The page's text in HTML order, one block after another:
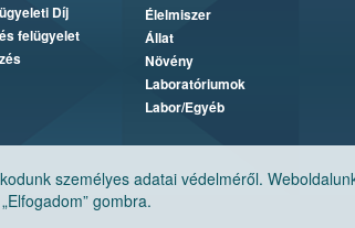
személyes adatai védelméről.
gombra.
Díj
felügyelet
Élelmiszer
Állat
Növény
Laboratóriumok
Labor/Egyéb